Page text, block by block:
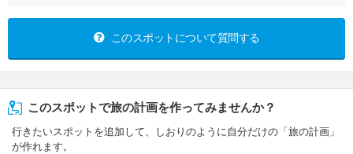
このスポットについて質問する
このスポットで旅の計画を作ってみませんか？
行きたいスポットを追加して、しおりのように自分だけの「旅の計画」
が作れます。